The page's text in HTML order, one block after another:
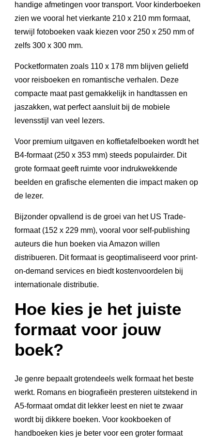
handige afmetingen voor transport. Voor kinderboeken
zien we vooral het vierkante 210 x 210 mm formaat,
terwijl fotoboeken vaak kiezen voor 250 x 250 mm of
zelfs 300 x 300 mm.
Pocketformaten zoals 110 x 178 mm blijven geliefd
voor reisboeken en romantische verhalen. Deze
compacte maat past gemakkelijk in handtassen en
jaszakken, wat perfect aansluit bij de mobiele
levensstijl van veel lezers.
Voor premium uitgaven en koffietafelboeken wordt het
B4-formaat (250 x 353 mm) steeds populairder. Dit
grote formaat geeft ruimte voor indrukwekkende
beelden en grafische elementen die impact maken op
de lezer.
Bijzonder opvallend is de groei van het US Trade-
formaat (152 x 229 mm), vooral voor self-publishing
auteurs die hun boeken via Amazon willen
distribueren. Dit formaat is geoptimaliseerd voor print-
on-demand services en biedt kostenvoordelen bij
internationale distributie.
Hoe kies je het juiste
formaat voor jouw
boek?
Je genre bepaalt grotendeels welk formaat het beste
werkt. Romans en biografieën presteren uitstekend in
A5-formaat omdat dit lekker leest en niet te zwaar
wordt bij dikkere boeken. Voor kookboeken of
handboeken kies je beter voor een groter formaat